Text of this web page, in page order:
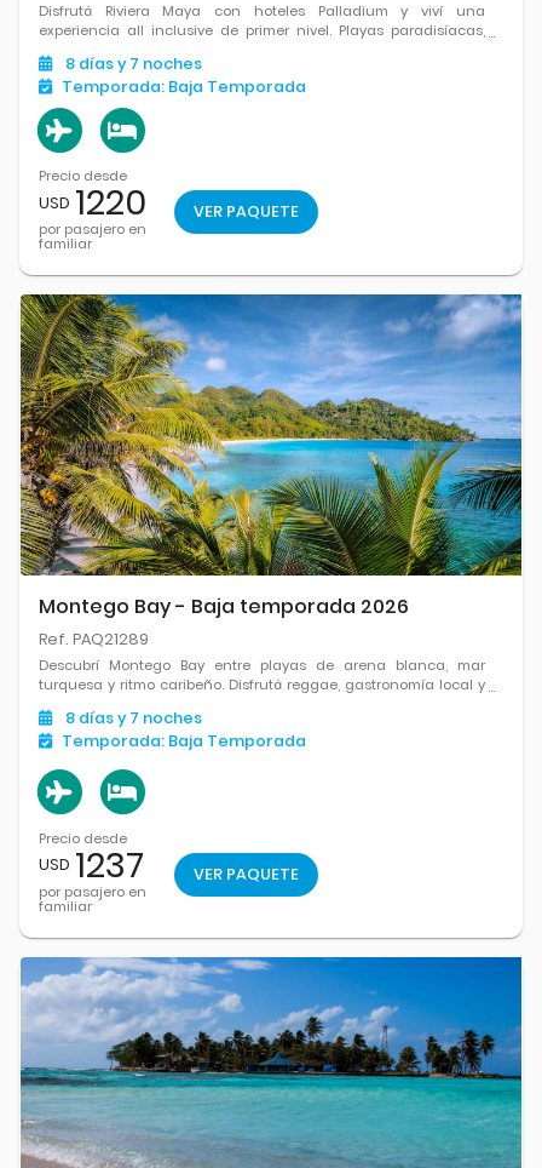
Disfrutá Riviera Maya con hoteles Palladium y viví una
experiencia all inclusive de primer nivel. Playas paradisíacas,
gastronomía variada, confort y el mix perfecto entre relax y
diversión en el Caribe mexicano.
8 díasy 7 noches
Temporada: Baja Temporada
Precio desde
USD 1220
por pasajero en
familiar
VER PAQUETE
Montego Bay - Baja temporada 2026
Ref. PAQ21289
Descubrí Montego Bay entre playas de arena blanca, mar
turquesa y ritmo caribeño. Disfrutá reggae, gastronomía local y
8 díasy 7 noches
Temporada: Baja Temporada
Precio desde
USD 1237
por pasajero en
familiar
VER PAQUETE